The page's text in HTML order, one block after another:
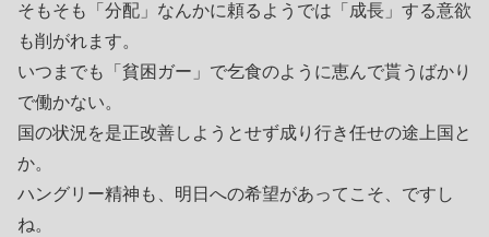
そもそも「分配」なんかに頼るようでは「成長」する意欲
も削がれます。
いつまでも「貧困ガー」で乞食のように恵んで貰うばかり
で働かない。
国の状況を是正改善しようとせず成り行き任せの途上国と
か。
ハングリー精神も、明日への希望があってこそ、ですし
ね。